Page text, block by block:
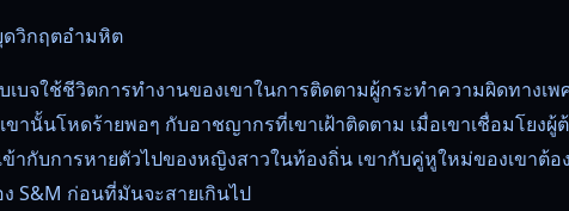
วิกฤตอำมหิต
เบจใช้ชีวิตการทำงานของเขาในการติดตามผู้กระทำความผิดทางเ
ขานั้นโหดร้ายพอๆ กับอาชญากรที่เขาเฝ้าติดตาม เมื่อเขาเชื่อมโยง
ข้ากับการหายตัวไปของหญิงสาวในท้องถิ่น เขากับคู่หูใหม่ของเขาต้
S&M ก่อนที่มันจะสายเกินไป